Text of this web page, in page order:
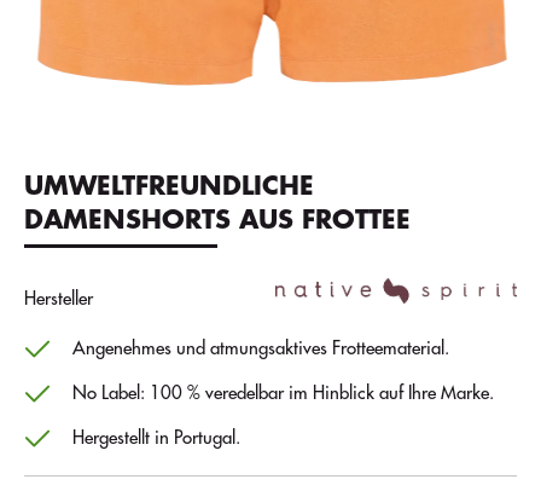
UMWELTFREUNDLICHE
DAMENSHORTS AUS FROTTEE
Hersteller
Angenehmes und atmungsaktives Frotteematerial.
No Label: 100 % veredelbar im Hinblick auf Ihre Marke.
Hergestellt in Portugal.